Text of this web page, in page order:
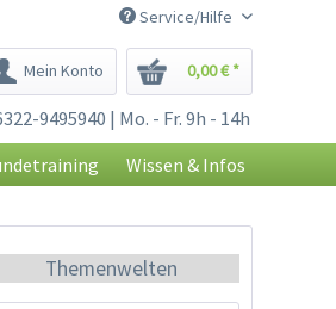
Service/Hilfe
Mein Konto 0,00 € *
9495940 | Mo. - Fr. 9h - 14h
Wissen & Infos
Themenwelten